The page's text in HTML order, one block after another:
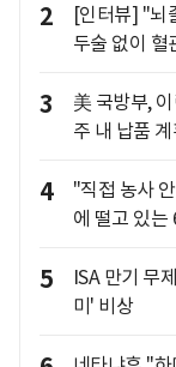
2
[인터뷰] "뇌
두술 없이 혈
3
美 국방부,
주 내 납품
4
"직접 농사
에 떨고 있는
5
ISA 만기 무
미' 비상